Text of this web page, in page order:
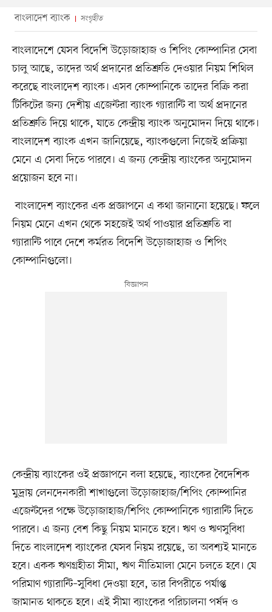
বাংলাদেশ ব্যাংক সংগৃহীত
বাংলাদেশে যেসব বিদেশি উড়োজাহাজ ও শিপিং কোম্পানির সেবা
চালু আছে, তাদের অর্থ প্রদানের প্রতিশ্রুতি দেওয়ার নিয়ম শিথিল
করেছে বাংলাদেশ ব্যাংক। এসব কোম্পানিকে তাদের বিক্রি করা
টিকিটের জন্য দেশীয় এজেন্টরা ব্যাংক গ্যারান্টি বা অর্থ প্রদানের
প্রতিশ্রুতি দিয়ে থাকে, যাতে কেন্দ্রীয় ব্যাংক অনুমোদন দিয়ে থাকে।
বাংলাদেশ ব্যাংক এখন জানিয়েছে, ব্যাংকগুলো নিজেই প্রক্রিয়া
মেনে এ সেবা দিতে পারবে। এ জন্য কেন্দ্রীয় ব্যাংকের অনুমোদন
প্রয়োজন হবে না।
বাংলাদেশ ব্যাংকের এক প্রজ্ঞাপনে এ কথা জানানো হয়েছে। ফলে
নিয়ম মেনে এখন থেকে সহজেই অর্থ পাওয়ার প্রতিশ্রুতি বা
গ্যারান্টি পাবে দেশে কর্মরত বিদেশি উড়োজাহাজ ও শিপিং
কোম্পানিগুলো।
কেন্দ্রীয় ব্যাংকের ওই প্রজ্ঞাপনে বলা হয়েছে, ব্যাংকের বৈদেশিক
মুদ্রায় লেনদেনকারী শাখাগুলো উড়োজাহাজ/শিপিং কোম্পানির
এজেন্টদের পক্ষে উড়োজাহাজ/শিপিং কোম্পানিকে গ্যারান্টি দিতে
পারবে। এ জন্য বেশ কিছু নিয়ম মানতে হবে। ঋণ ও ঋণসুবিধা
দিতে বাংলাদেশ ব্যাংকের যেসব নিয়ম রয়েছে, তা অবশ্যই মানতে
হবে। একক ঋণগ্রহীতা সীমা, ঋণ নীতিমালা মেনে চলতে হবে। যে
পরিমাণ গ্যারান্টি–সুবিধা দেওয়া হবে, তার বিপরীতে পর্যাপ্ত
জামানত থাকতে হবে। এই সীমা ব্যাংকের পরিচালনা পর্ষদ ও